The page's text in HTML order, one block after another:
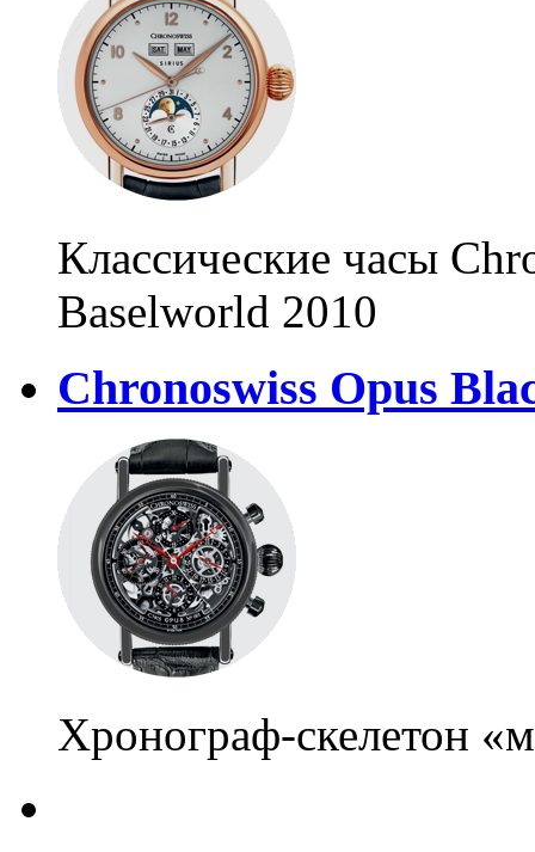
Классические часы
Baselworld 2010
Chronoswiss Opus
Хронограф-скелетон